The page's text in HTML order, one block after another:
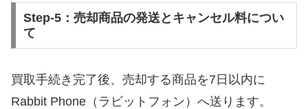
Step-5：売却商品の発送とキャンセル料につい
て
買取手続き完了後、売却する商品を7日以内に
Rabbit Phone（ラビットフォン）へ送ります。